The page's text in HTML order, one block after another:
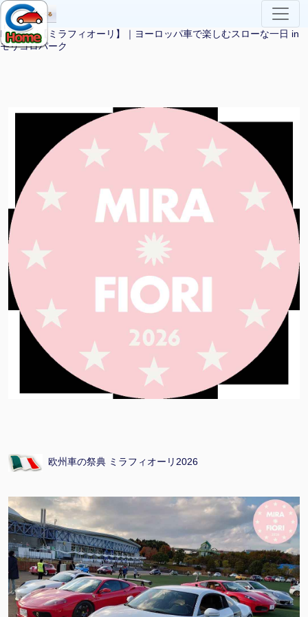
MiraFiori【ミラフィオーリ】｜ヨーロッパ車で楽しむスローな一日 in
モリコロパーク
欧州車の祭典 ミラフィオーリ2026